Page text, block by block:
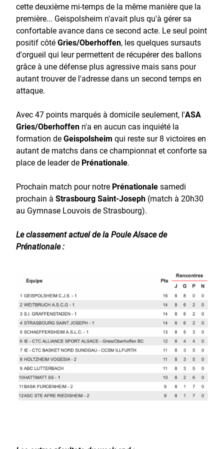
cette deuxième mi-temps de la même manière que la
première... Geispolsheim n'avait plus qu'à gérer sa
confortable avance dans ce second acte. Le seul point
positif côtéGries/Oberhoffen, les quelques sursauts
d'orgueil qui leur permettent de récupérer des ballons
grâce à une défense plus agressive mais sans pour
autant trouver de l'adresse dans un second temps en
attaque.
Avec 47 points marqués à domicile seulement, l'ASA
Gries/Oberhoffen n'a en aucun cas inquiété la
formation deGeispolsheim qui reste sur 8 victoires en
autant de matchs dans ce championnat et conforte sa
place de leader de Prénationale.
Prochain match pour notre Prénationalesamedi
prochain à Strasbourg Saint-Joseph (match à 20h30
au Gymnase Louvois de Strasbourg).
Le classement actuel de la Poule Alsace de
Prénationale :